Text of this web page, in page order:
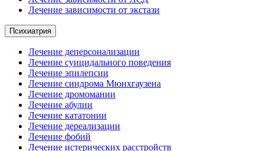
Лечение зависимости от экстази
Психиатрия
Лечение деперсонализации
Лечение суицидального поведения
Лечение эпилепсии
Лечение синдрома Мюнхгаузена
Лечение дромомании
Лечение абулии
Лечение кататонии
Лечение дереализации
Лечение фобий
Лечение истерических расстройств